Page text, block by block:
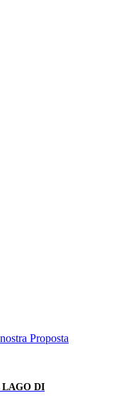
Proposta
LAGO DI